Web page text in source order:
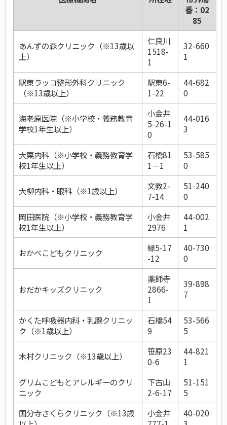
番：02
85
あんずの森クリニック（※13歳以
上）
仁良川
1518-
1
32-660
1
駅東ラッコ整形外科クリニック
（※13歳以上）
駅東6-
1-22
44-682
0
海老原医院（※小学校・義務教育
学校1年生以上）
小金井
5-26-1
0
44-016
3
大栗内科（※小学校・義務教育学
校1年生以上）
石橋81
1－1
53-585
0
大柳内科・眼科（※1歳以上）
文教2-
7-14
51-240
0
岡田医院（※小学校・義務教育学
校1年生以上）
小金井
2976
44-002
1
おかべこどもクリニック
緑5-17
-12
40-730
0
おだかキッズクリニック
薬師寺
2866-
1
39-898
7
かくた呼吸器内科・乳腺クリニッ
ク（※1歳以上）
石橋54
9
53-566
5
木村クリニック（※13歳以上）
笹原23
0-6
44-821
1
グリムこどもとアレルギーのクリ
ニック
下古山
2-6-17
51-151
5
国分寺さくらクリニック（※13歳
小金井
40-020